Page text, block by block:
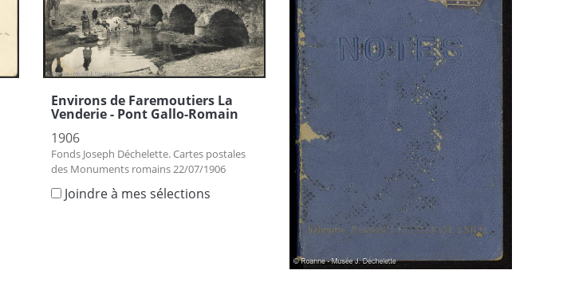
Environs de Faremoutiers La
Venderie - Pont Gallo-Romain
1906
Fonds Joseph Déchelette. Cartes postales
des Monuments romains 22/07/1906
Joindre à mes sélections